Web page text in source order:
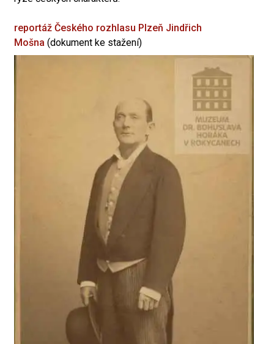
reportáž Českého rozhlasu Plzeň Jindřich
Mošna (dokument ke stažení)